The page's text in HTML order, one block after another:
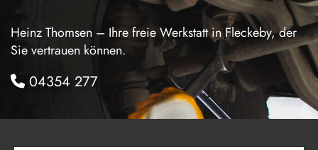
Heinz Thomsen – Ihre freie Werkstatt in Fleckeby, der
Sie vertrauen können.
 04354 277